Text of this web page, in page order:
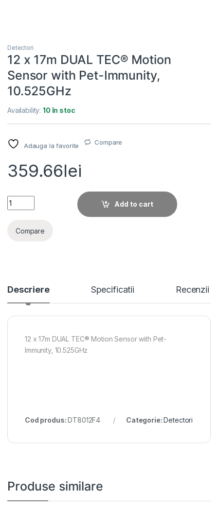
Detectori
12 x 17m DUAL TEC® Motion
Sensor with Pet-Immunity,
10.525GHz
Availability:10 în stoc
Adauga la favorite Compare
359.66lei
12 x 17m DUAL TEC® Motion Sensor with Pet-Immunity,
Add to cart
Compare
Descriere Specificatii Recenzii
12 x 17m DUAL TEC® Motion Sensor with Pet-
Immunity, 10.525GHz
Cod produs:DT8012F4 Categorie:Detectori
Produse similare